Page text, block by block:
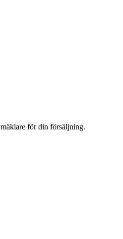
för din försäljning.